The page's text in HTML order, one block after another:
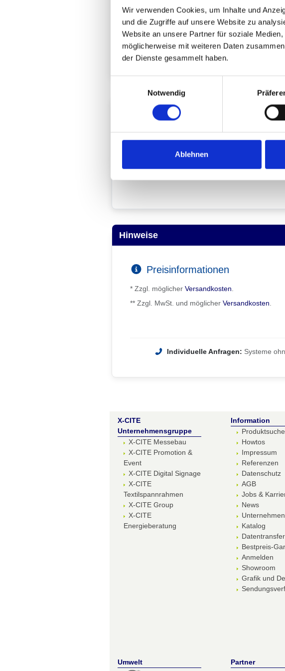
Wir verwenden Cookies, um Inhalte und
und die Zugriffe auf unsere Website zu
Website an unsere Partner für soziale
möglicherweise mit weiteren Daten
der Dienste gesammelt haben.
Notwendig
Ablehnen
Anwendungsbereich
Outdoor, -40°C bis +60°C
Preise und Mengen *
Preise
Hinweise
Preisinformationen
* Zzgl. möglicher Versandkosten
** Zzgl. MwSt. und möglicher Versandkosten
Individuelle Anfragen: Systeme
X-CITE
Unternehmensgruppe
X-CITE Messebau
X-CITE Promotion &
Event
X-CITE Digital Signage
X-CITE
Textilspannrahmen
X-CITE Group
X-CITE
Energieberatung
Information
Produktsuche
Howtos
Impressum
Referenzen
Datenschutz
AGB
Jobs &
News
Unternehmen
Katalog
Datentransfer
Bestpreis-
Anmelden
Showroom
Grafik und
Umwelt Partner